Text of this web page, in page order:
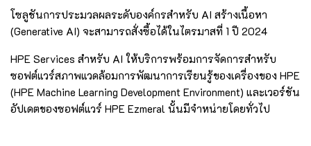
โซลูชันการประมวลผลระดับองค์กรสำหรับ AI สร้างเนื้อหา
(Generative AI) จะสามารถสั่งซื้อได้ในไตรมาสที่ 1 ปี 2024
HPE Services สำหรับ AI ให้บริการพร้อมการจัดการสำหรับ
ซอฟต์แวร์สภาพแวดล้อมการพัฒนาการเรียนรู้ของเครื่องของ HPE
(HPE Machine Learning Development Environment) และเวอร์ชัน
อัปเดตของซอฟต์แวร์ HPE Ezmeral นั้นมีจำหน่ายโดยทั่วไป